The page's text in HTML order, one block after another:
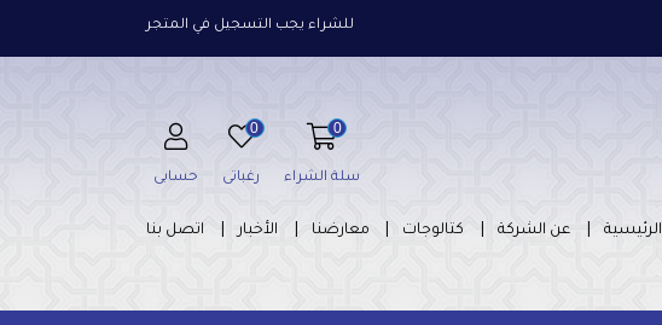
للشراء يجب التسجيل في المتجر
0
سلة الشراء
0
رغباتى حسابى
الرئيسية عن الشركة كتالوجات معارضنا الأخبار اتصل بنا